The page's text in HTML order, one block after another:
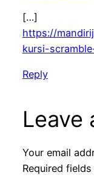
[…]
https://
kursi-
Reply
Leave
Your email
Required